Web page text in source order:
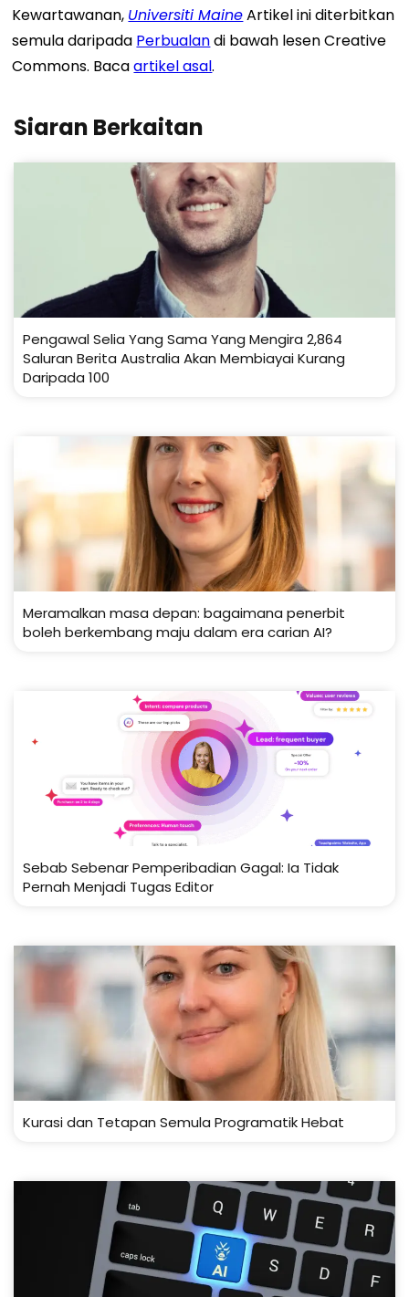
Kewartawanan, Universiti MaineArtikel ini diterbitkan
semula daripada Perbualandi bawah lesen Creative
Commons. Bacaartikel asal.
Siaran Berkaitan
Pengawal Selia Yang Sama Yang Mengira 2,864
Saluran Berita Australia Akan Membiayai Kurang
Daripada 100
Meramalkan masa depan: bagaimana penerbit
boleh berkembang maju dalam era carian AI?
Sebab Sebenar Pemperibadian Gagal: Ia Tidak
Pernah Menjadi Tugas Editor
Kurasi dan Tetapan Semula Programatik Hebat